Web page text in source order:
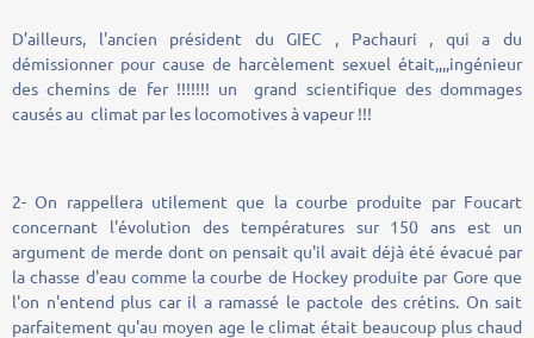
D’ailleurs, l'ancien président du GIEC , Pachauri , qui a du
démissionner pour cause de harcèlement sexuel était,,,,ingénieur
des chemins de fer !!!!!!! un grand scientifique des dommages
causés au climat par les locomotives à vapeur !!!
2- On rappellera utilement que la courbe produite par Foucart
concernant l'évolution des températures sur 150 ans est un
argument de merde dont on pensait qu'il avait déjà été évacué par
la chasse d'eau comme la courbe de Hockey produite par Gore que
l'on n'entend plus car il a ramassé le pactole des crétins. On sait
parfaitement qu'au moyen age le climat était beaucoup plus chaud